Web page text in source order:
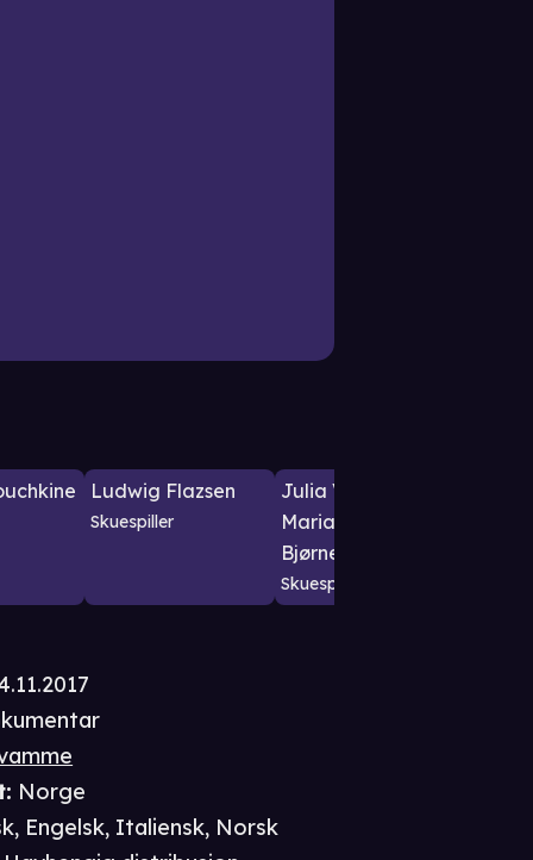
Ludwig Flazsen
Skuespiller
Julia Varley
Marianne
Bjørneboe
Skuespiller
: Norge
Engelsk, Italiensk, Norsk